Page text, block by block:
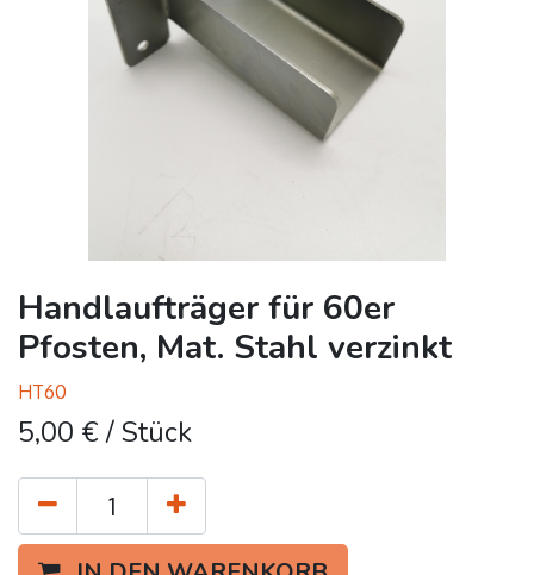
Handlaufträger für 60er
Pfosten, Mat. Stahl verzinkt
HT60
5,00 € / Stück